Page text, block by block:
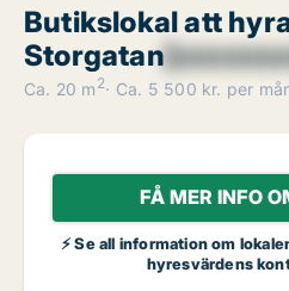
Butikslokal att
Storgatan
Ca. 20 m 2 Ca. 5 500 kr. per
FÅ MER INFO
⚡ Se all information om
hyresvärdens